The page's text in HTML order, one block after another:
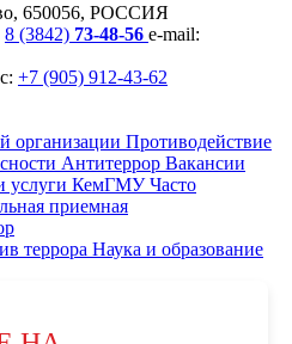
650056, РОССИЯ
8 (3842) 73-48-56 e-mail:
+7 (905) 912-43-62
организации Противодействие
Антитеррор Вакансии
услуги КемГМУ Часто
приемная
Наука и образование
образования Российской